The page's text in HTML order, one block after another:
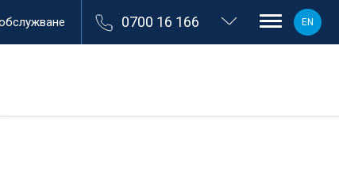
0700 16 166 EN